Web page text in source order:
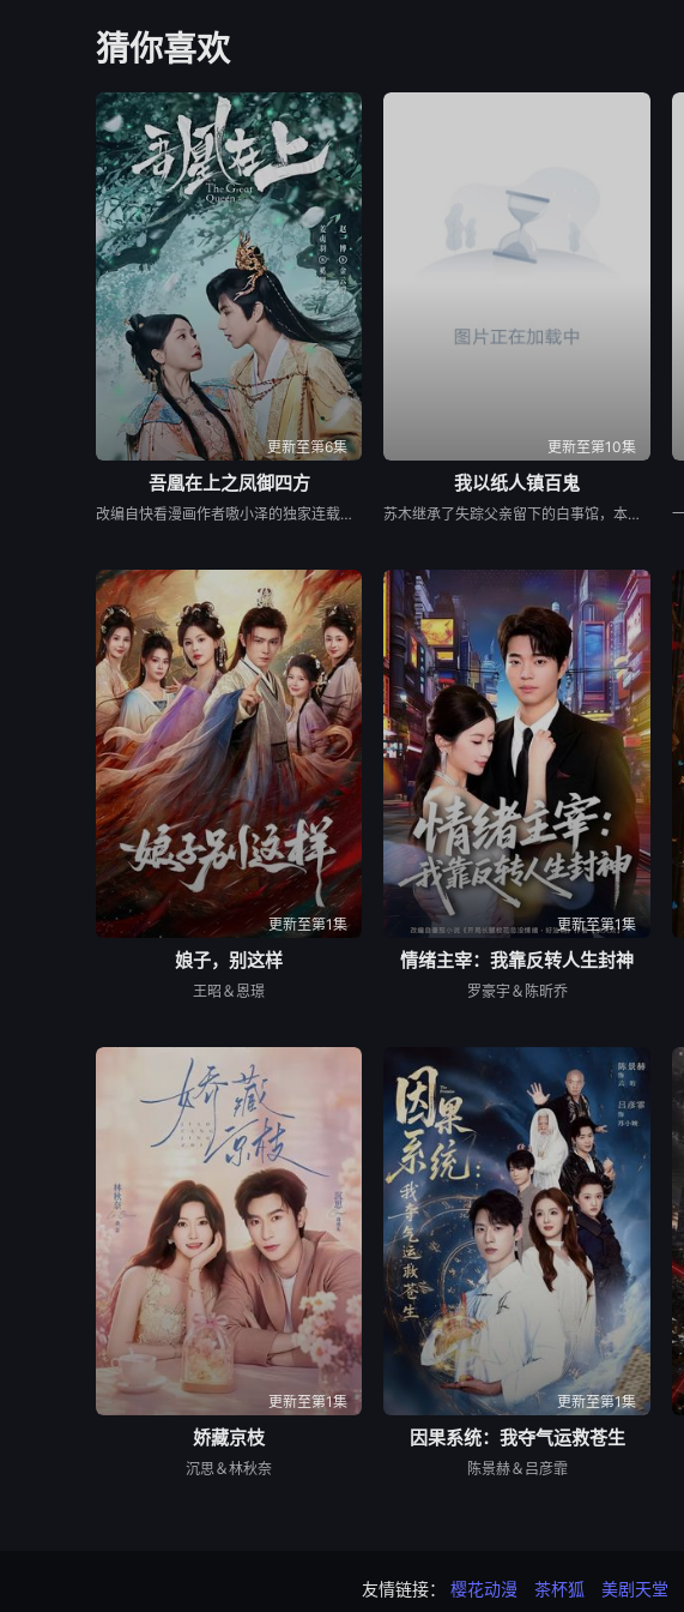
猜你喜欢
更新至第6集
吾凰在上之凤御四方
改编自快看漫画作者嗷小泽的独家连载漫画《吾凰在上》。 现代少女奚圆（姜贞羽 饰）因意外踏入玄机界，继而卷入虎云国内乱的漩涡，身陷重重危机，而在一次次险象环生中，奚圆的真实身份逐渐浮出水面，她体内的凤凰神力也在机缘巧合下被激发觉醒。肩负整个玄机界安危的奚圆将个人的生死抛之脑后挺身而出，勇敢地向至高的神律挑战，并最终凭借自身的聪慧与坚韧守护了玄机界的苍生。
更新至第10集
我以纸人镇百鬼
苏木继承了失踪父亲留下的白事馆，本想低调扎纸维生，却因一具流血的新娘纸人卷入了一场跨越十年的惊天阴谋。这纸人身上，竟贴着父亲消失前的绝命符箓。为了寻找父亲，苏木手持家传罗盘，独闯古镇鬼婚宴，掌扇招魂神棍。深陷租界纸域大楼，反杀吸血资本家。最终踏入生人勿近的封门村，揭开百人活尸背后的血泪冤案。随着三块罗盘碎片合一，当年的背叛者，父亲的结拜兄弟王叔现身夺宝。王叔布下万怨噬魂阵，欲将苏木炼成杀戮傀儡。生死关头，苏木觉醒苏家至高血脉，融合父亲残魂，引九霄神雷荡平邪祟。你以为苏家扎的是纸，不，扎的是这世间的公道。从此，苏木手持罗盘，行走阴阳，开启了一段热血又诡异的捉鬼传奇。
更新至第1集
娘子，别这样
王昭＆恩璟
更新至第1集
情绪主宰：我靠反转人生封神
罗豪宇＆陈昕乔
更新至第1集
娇藏京枝
沉思＆林秋奈
更新至第1集
因果系统：我夺气运救苍生
陈景赫＆吕彦霏
友情链接： 樱花动漫 茶杯狐 美剧天堂